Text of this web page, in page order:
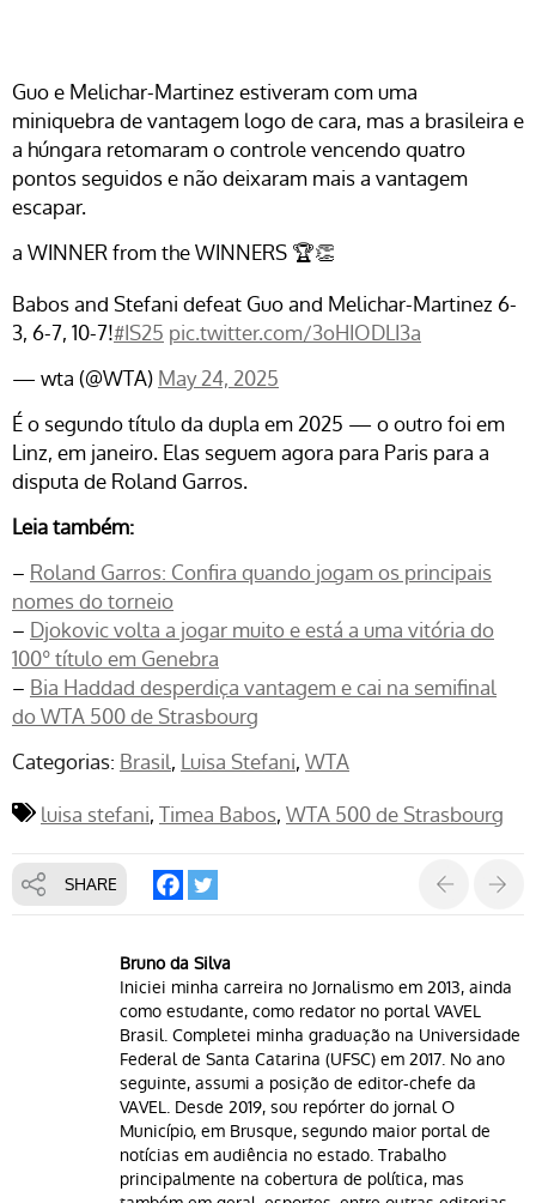
Guo e Melichar-Martinez estiveram com uma
miniquebra de vantagem logo de cara, mas a brasileira e
a húngara retomaram o controle vencendo quatro
pontos seguidos e não deixaram mais a vantagem
escapar.
a WINNER from the WINNERS 🏆👏
Babos and Stefani defeat Guo and Melichar-Martinez 6-
3, 6-7, 10-7!#IS25 pic.twitter.com/3oHIODLI3a
— wta (@WTA) May 24, 2025
É o segundo título da dupla em 2025 — o outro foi em
Linz, em janeiro. Elas seguem agora para Paris para a
disputa de Roland Garros.
Leia também:
– Roland Garros: Confira quando jogam os principais
nomes do torneio
– Djokovic volta a jogar muito e está a uma vitória do
100º título em Genebra
– Bia Haddad desperdiça vantagem e cai na semifinal
do WTA 500 de Strasbourg
Categorias: Brasil Luisa Stefani WTA
luisa stefani Timea Babos WTA 500 de Strasbourg
SHARE
Bruno da Silva
Iniciei minha carreira no Jornalismo em 2013, ainda
como estudante, como redator no portal VAVEL
Brasil. Completei minha graduação na Universidade
Federal de Santa Catarina (UFSC) em 2017. No ano
seguinte, assumi a posição de editor-chefe da
VAVEL. Desde 2019, sou repórter do jornal O
Município, em Brusque, segundo maior portal de
notícias em audiência no estado. Trabalho
principalmente na cobertura de política, mas